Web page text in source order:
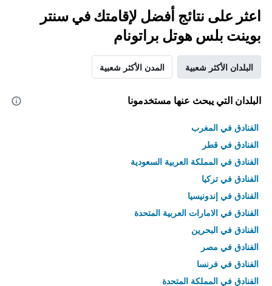
اعثر على نتائج أفضل لإقامتك في سنتر
بوينت بلس هوتل براتونام
البلدان الأكثر شعبية المدن الأكثر شعبية
البلدان التي يبحث عنها مستخدمونا
الفنادق في المغرب
الفنادق في قطر
الفنادق في المملكة العربية السعودية
الفنادق في تركيا
الفنادق في إندونيسيا
الفنادق في الامارات العربية المتحدة
الفنادق في البحرين
الفنادق في مصر
الفنادق في فرنسا
الفنادق في المملكة المتحدة